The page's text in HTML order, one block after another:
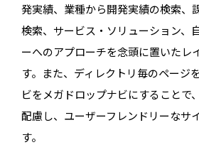
発実績、業種から開発実績の検索、
検索、サービス・ソリューション、
ーへのアプローチを念頭に置いたレ
す。また、ディレクトリ毎のページ
ビをメガドロップナビにすることで
配慮し、ユーザーフレンドリーなサ
す。